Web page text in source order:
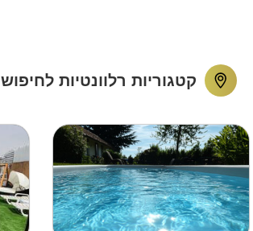
קטגוריות רלוונטיות לחיפוש